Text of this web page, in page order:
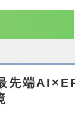
先端